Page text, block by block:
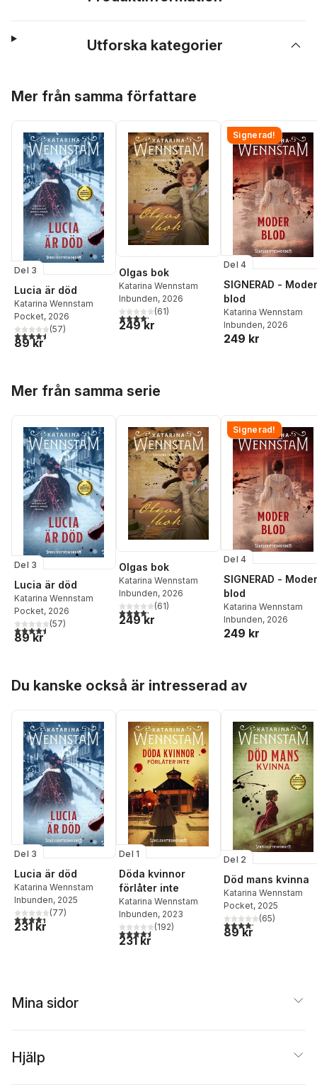
Utforska kategorier
Mer från samma författare
Del 3
Lucia är död
Katarina Wennstam
Pocket, 2026
4,5utav 5 stjärnor. Totalt antal röster:
(57)
89 kr
Olgas bok
Katarina Wennstam
Inbunden, 2026
4,2utav 5 stjärnor. Totalt antal röster:
(61)
249 kr
Signerad!
Del 4
SIGNERAD - Moder
blod
Katarina Wennstam
Inbunden, 2026
249 kr
Mer från samma serie
Del 3
Lucia är död
Katarina Wennstam
Pocket, 2026
4,5utav 5 stjärnor. Totalt antal röster:
(57)
89 kr
Olgas bok
Katarina Wennstam
Inbunden, 2026
4,2utav 5 stjärnor. Totalt antal röster:
(61)
249 kr
Signerad!
Del 4
SIGNERAD - Moder
blod
Katarina Wennstam
Inbunden, 2026
249 kr
Du kanske också är intresserad av
Del 3
Lucia är död
Katarina Wennstam
Inbunden, 2025
4,4utav 5 stjärnor. Totalt antal röster:
(77)
231 kr
Del 1
Döda kvinnor
förlåter inte
Katarina Wennstam
Inbunden, 2023
4,5utav 5 stjärnor. Totalt antal röster:
(192)
231 kr
Del 2
Död mans kvinna
Katarina Wennstam
Pocket, 2025
4,2utav 5 stjärnor.
(65)
89 kr
Mina sidor
Hjälp